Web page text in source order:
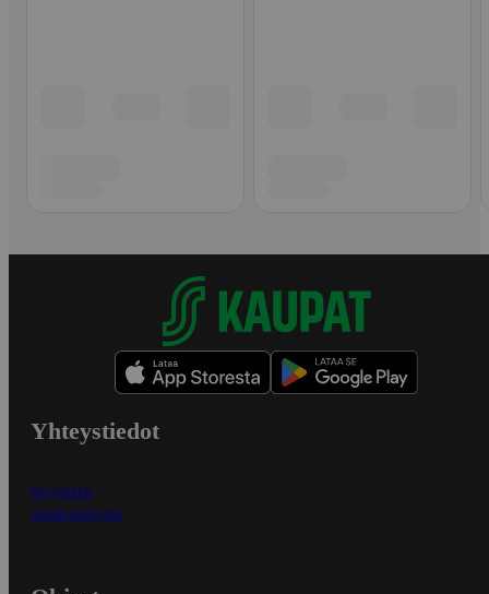
Yhteystiedot
Myymälät
Asiakaspalvelu